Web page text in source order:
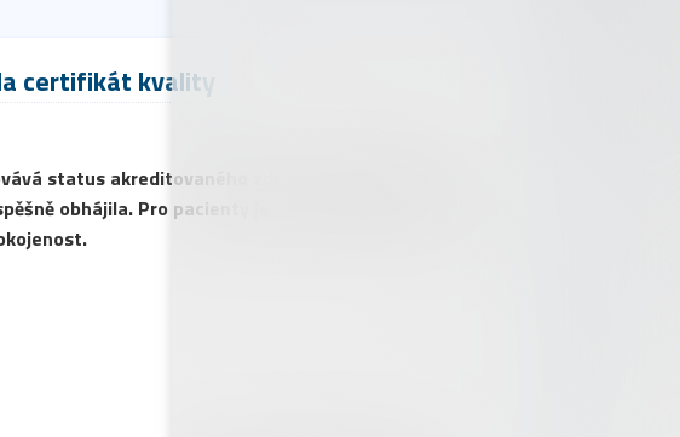
certifikát kvality
status akreditovaného zdravotnického zařízení.
obhájila. Pro pacienty je to záruka kvalitní péče